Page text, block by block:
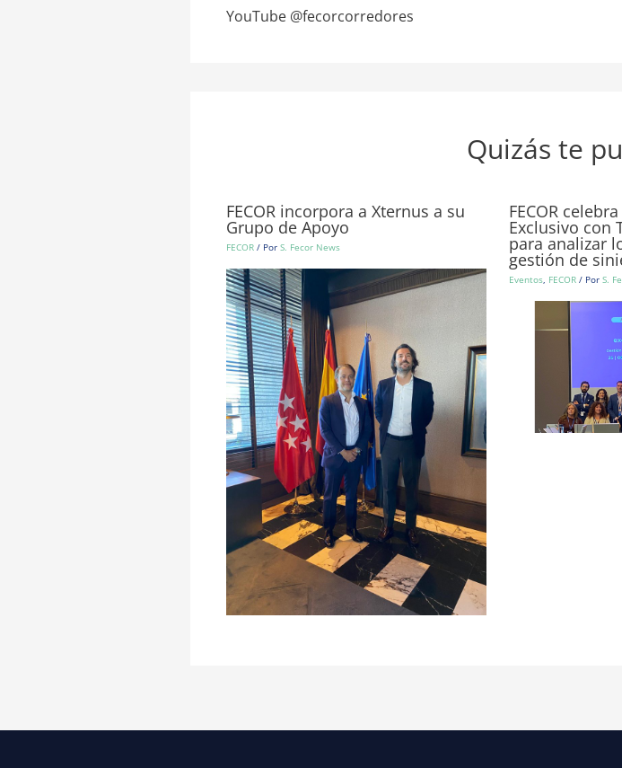
YouTube @fecorcorredores
Quizás te
FECOR incorpora a Xternus a su
Grupo de Apoyo
FECOR / Por S. Fecor News
FECOR
Exclusivo con
para analizar
gestión de
Eventos FECOR / Por S.